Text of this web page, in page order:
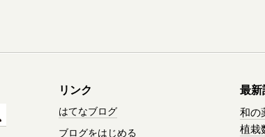
リンク
はてなブログ
ブログをはじめる
最
和の
植栽